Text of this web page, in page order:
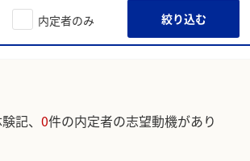
内定者のみ 絞り込む
記、 0件の内定者の志望動機があり